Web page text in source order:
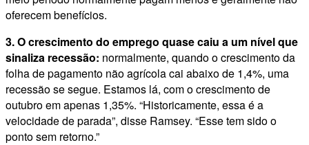
oferecem benefícios.
3. O crescimento do emprego quase caiu a um nível que
sinaliza recessão: normalmente, quando o crescimento da
folha de pagamento não agrícola cai abaixo de 1,4%, uma
recessão se segue. Estamos lá, com o crescimento de
outubro em apenas 1,35%. “Historicamente, essa é a
velocidade de parada”, disse Ramsey. “Esse tem sido o
ponto sem retorno.”